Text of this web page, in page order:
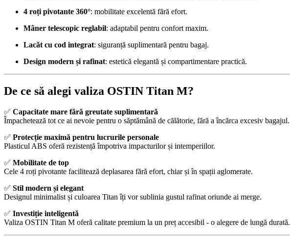
4 roți pivotante 360°: mobilitate excelentă fără efort.
Mâner telescopic reglabil: adaptabil pentru confort maxim.
Lacăt cu cod integrat: siguranță suplimentară pentru bagaj.
Design modern și rafinat: estetică elegantă și compartimentare practică.
De ce să alegi valiza OSTIN Titan M?
✅ Capacitate mare fără greutate suplimentară
Împachetează tot ce ai nevoie pentru o săptămână de călătorie, fără a încărca excesiv bagajul.
✅ Protecție maximă pentru lucrurile personale
Plasticul ABS oferă rezistență împotriva impacturilor și intemperiilor.
✅ Mobilitate de top
Cele 4 roți pivotante facilitează deplasarea fără efort, chiar și în spații aglomerate.
✅ Stil modern și elegant
Designul minimalist și culoarea Titan îți vor sublinia gustul rafinat oriunde ai merge.
✅ Investiție inteligentă
Valiza OSTIN Titan M oferă calitate premium la un preț accesibil - o alegere de lungă durată.